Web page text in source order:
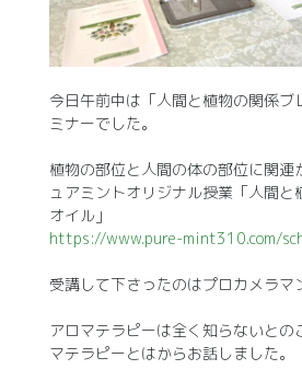
今日午前中は「人間と植物の関係ブ
ミナーでした。
植物の部位と人間の体の部位に関連
ュアミントオリジナル授業「人間と
オイル」
https://www.pure-mint310.com/
受講して下さったのはプロカメラマ
アロマテラピーは全く知らないとの
マテラピーとはからお話しました。